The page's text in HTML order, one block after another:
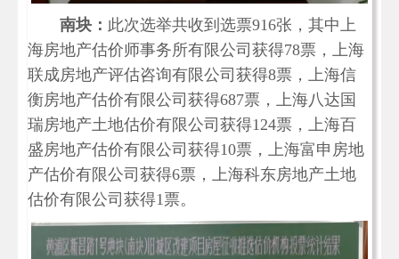
南块： 此次选举共收到选票916张，其中上
海房地产估价师事务所有限公司获得78票，上海
联成房地产评估咨询有限公司获得8票，上海信
衡房地产估价有限公司获得687票，上海八达国
瑞房地产土地估价有限公司获得124票，上海百
盛房地产估价有限公司获得10票，上海富申房地
产估价有限公司获得6票，上海科东房地产土地
估价有限公司获得1票。